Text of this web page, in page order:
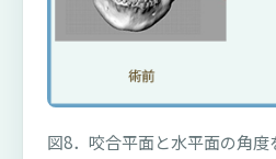
図8．咬合平面と水平面の角